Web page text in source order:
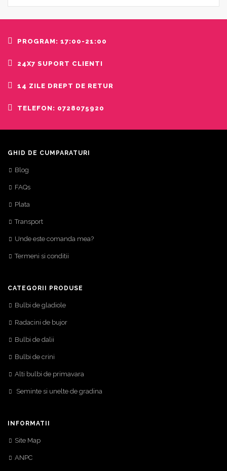
PROGRAM: 17:00-21:00
24X7 SUPORT CLIENTI
14 ZILE DREPT DE RETUR
TELEFON: 0728075920
GHID DE CUMPARATURI
Blog
FAQs
Plata
Transport
Unde este comanda mea?
Termeni si conditii
CATEGORII PRODUSE
Bulbi de gladiole
Radacini de bujor
Bulbi de dalii
Bulbi de crini
Alti bulbi de primavara
Seminte si unelte de gradina
INFORMATII
Site Map
ANPC